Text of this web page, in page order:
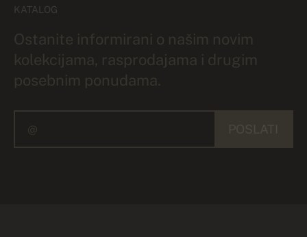
KATALOG
Ostanite informirani o našim novim
kolekcijama, rasprodajama i drugim
posebnim ponudama.